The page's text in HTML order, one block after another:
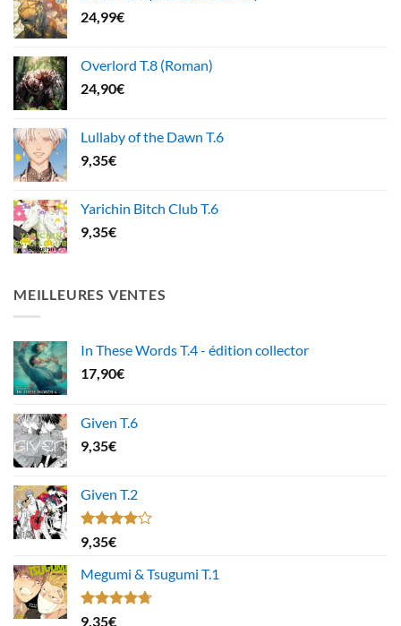
24,99€
Overlord T.8 (Roman)
24,90€
Lullaby of the Dawn T.6
9,35€
Yarichin Bitch Club T.6
9,35€
MEILLEURES VENTES
In These Words T.4 - édition collector
17,90€
Given T.6
9,35€
Given T.2
Note
4.00
5
9,35€
Megumi & Tsugumi T.1
Note4.67
9,35€